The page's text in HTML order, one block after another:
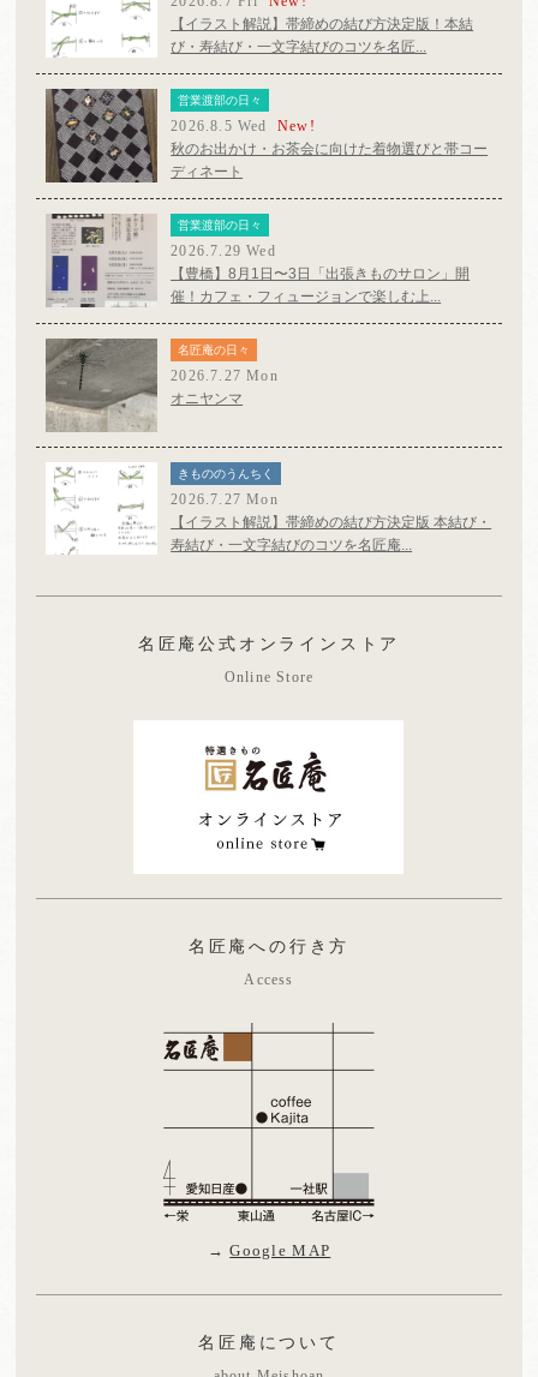
【イラスト解説】帯締めの結び方決定版！本結
び・寿結び・一文字結びのコツを名匠...
営業渡部の日々
2026.8.5 Wed New!
秋のお出かけ・お茶会に向けた着物選びと帯コー
ディネート
営業渡部の日々
2026.7.29 Wed
【豊橋】8月1日〜3日「出張きものサロン」開
催！カフェ・フィュージョンで楽しむ上...
名匠庵の日々
2026.7.27 Mon
オニヤンマ
きもののうんちく
2026.7.27 Mon
【イラスト解説】帯締めの結び方決定版 本結び・
寿結び・一文字結びのコツを名匠庵...
名匠庵公式オンラインストア
Online Store
名匠庵への行き方
Access
→Google MAP
名匠庵について